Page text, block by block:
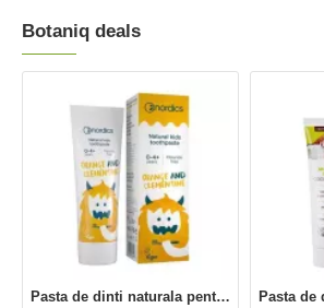
Botaniq deals
Pasta de dinti naturala pentru copii cu portocale si clementine (50 ml), Nordics